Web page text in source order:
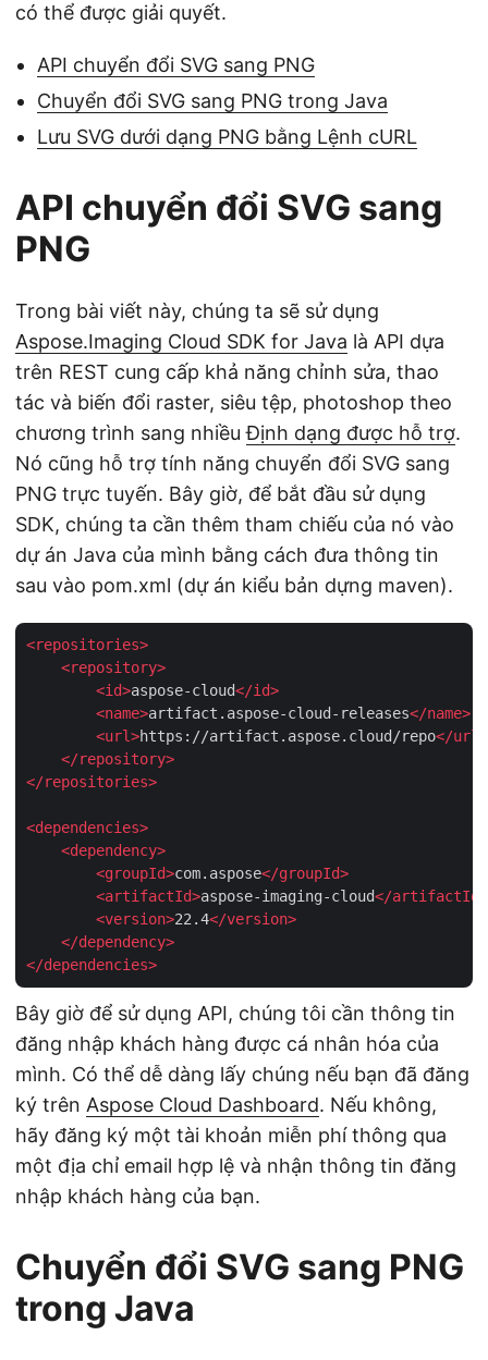
có thể được giải quyết.
API chuyển đổi SVG sang PNG
Chuyển đổi SVG sang PNG trong Java
Lưu SVG dưới dạng PNG bằng Lệnh cURL
API chuyển đổi SVG sang
PNG
Trong bài viết này, chúng ta sẽ sử dụng
Aspose.Imaging Cloud SDK for Java là API dựa
trên REST cung cấp khả năng chỉnh sửa, thao
tác và biến đổi raster, siêu tệp, photoshop theo
chương trình sang nhiềuĐịnh dạng được hỗ trợ.
Nó cũng hỗ trợ tính năng chuyển đổi SVG sang
PNG trực tuyến. Bây giờ, để bắt đầu sử dụng
SDK, chúng ta cần thêm tham chiếu của nó vào
dự án Java của mình bằng cách đưa thông tin
sau vào pom.xml (dự án kiểu bản dựng maven).
<repositories>
<repository>
<id>aspose-cloud</id>
<name>artifact.aspose-cloud-releases</name>
<url>https://artifact.aspose.cloud/repo</url
</repository>
</repositories>
<dependencies>
<dependency>
<groupId>com.aspose</groupId>
<artifactId>aspose-imaging-cloud</artifactId
<version>22.4</version>
</dependency>
</dependencies>
Bây giờ để sử dụng API, chúng tôi cần thông tin
đăng nhập khách hàng được cá nhân hóa của
mình. Có thể dễ dàng lấy chúng nếu bạn đã đăng
ký trên Aspose Cloud Dashboard. Nếu không,
hãy đăng ký một tài khoản miễn phí thông qua
một địa chỉ email hợp lệ và nhận thông tin đăng
nhập khách hàng của bạn.
Chuyển đổi SVG sang PNG
trong Java